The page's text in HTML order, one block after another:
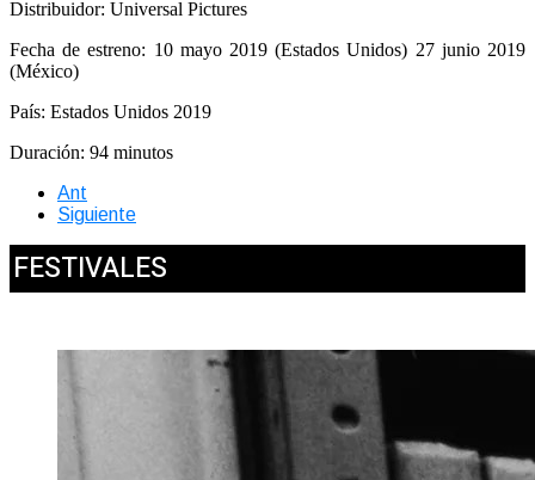
Distribuidor: Universal Pictures
Fecha de estreno: 10 mayo 2019 (Estados Unidos) 27 junio 2019
(México)
País: Estados Unidos 2019
Duración: 94 minutos
Ant
Siguiente
FESTIVALES